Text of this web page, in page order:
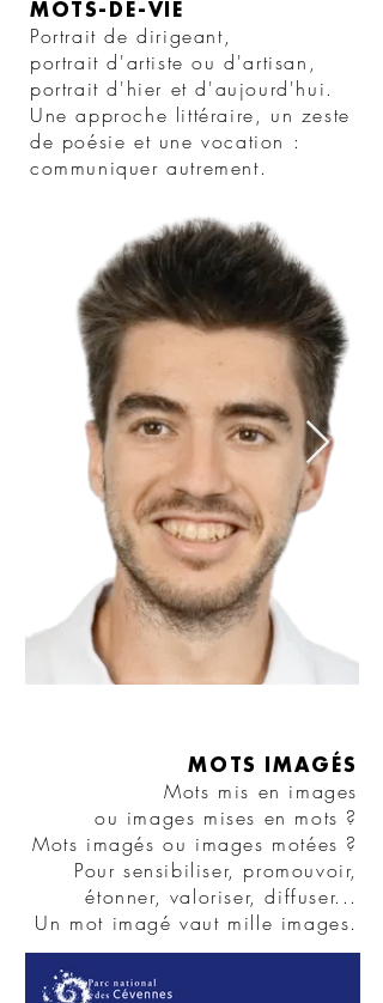
MOTS-DE-VIE
Portrait de dirigeant,
portrait d'artiste ou d'artisan,
portrait d'hier et d'aujourd'hui.
Une approche littéraire, un zeste
de poésie et une vocation :
communiquer autrement.
MOTS IMAGÉS
Mots mis en images
ou images mises en mots ?
Mots imagés ou images motées ?
Pour sensibiliser, promouvoir,
étonner, valoriser, diffuser...
Un mot imagé vaut mille images.